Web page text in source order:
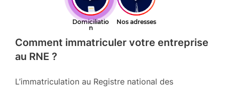
Comment immatriculer votre entreprise
au RNE ?
L’immatriculation au Registre national des